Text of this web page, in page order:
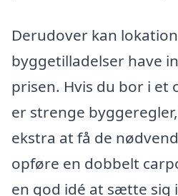
Derudover kan
byggetilladelser have
prisen. Hvis du bor i et
er strenge
ekstra at få de
opføre en dobbelt
en god idé at sætte sig